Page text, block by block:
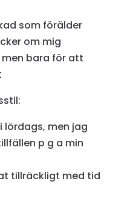
som förälder
om mig
bara för att
lördags, men jag
p g a min
tillräckligt med tid